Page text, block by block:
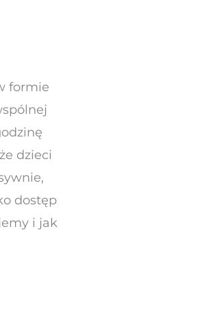
formie
dzieci
dostęp
i jak